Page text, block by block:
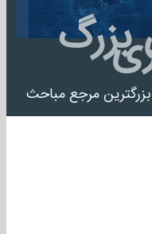
بزرگ
مرجع مباحث